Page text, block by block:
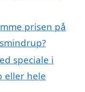
prisen på
speciale i
eller hele